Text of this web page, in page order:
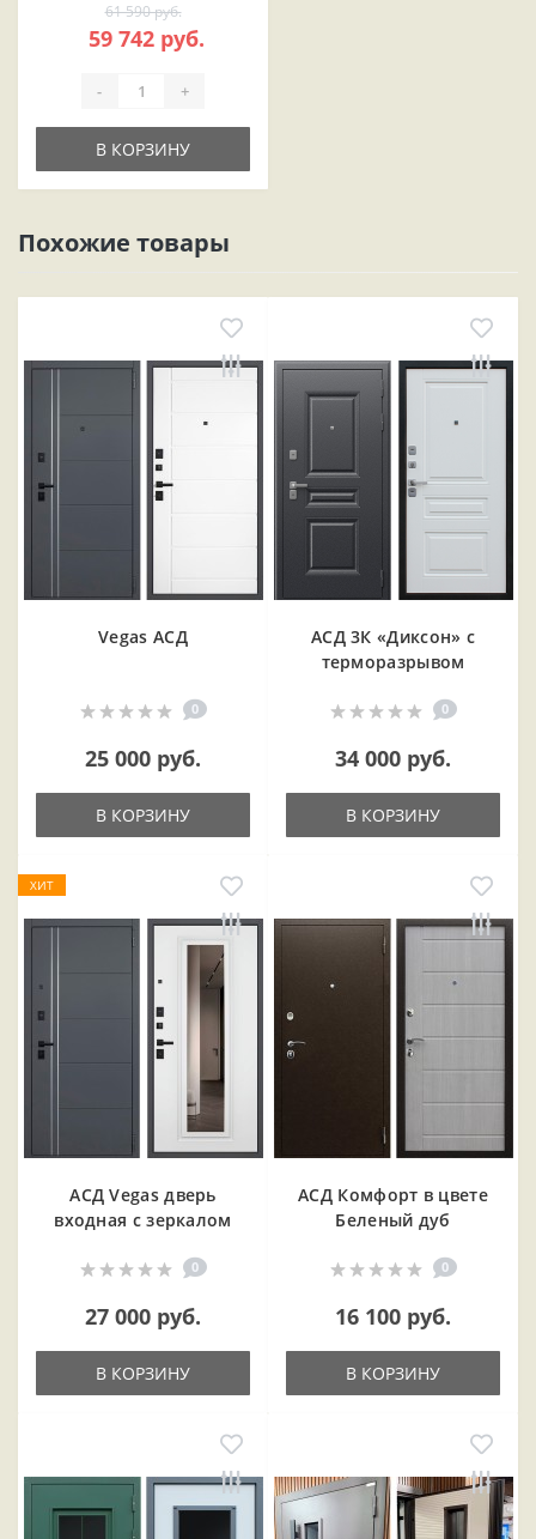
61 590 руб.
59 742 руб.
- +
В КОРЗИНУ
Похожие товары
Vegas АСД
0
25 000 руб.
В КОРЗИНУ
АСД 3К «Диксон» с
терморазрывом
0
34 000 руб.
В КОРЗИНУ
ХИТ
АСД Vegas дверь
входная с зеркалом
0
27 000 руб.
В КОРЗИНУ
АСД Комфорт в цвете
Беленый дуб
0
16 100 руб.
В КОРЗИНУ